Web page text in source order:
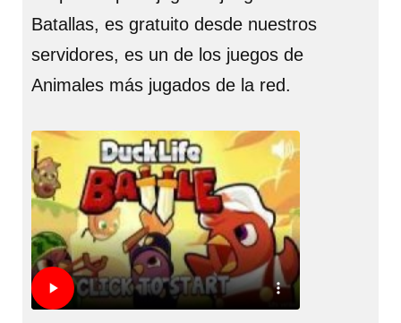
Batallas, es gratuito desde nuestros
servidores, es un de los juegos de
Animales más jugados de la red.